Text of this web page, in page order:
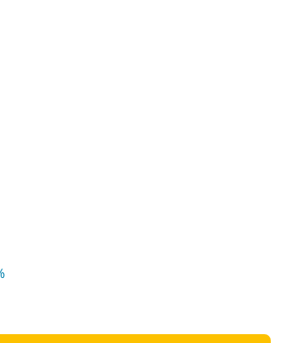
avec TVA 20